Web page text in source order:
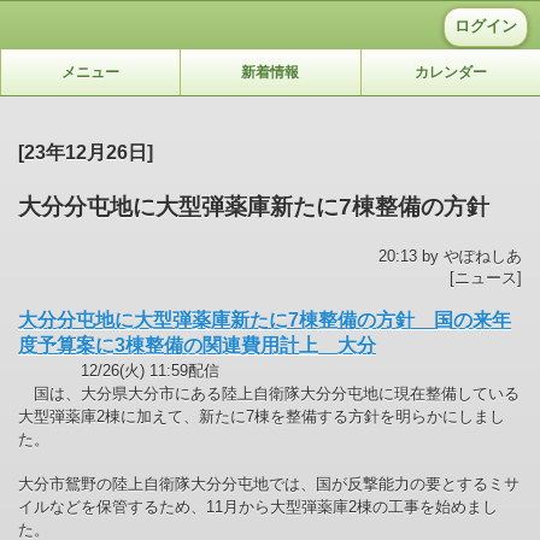
ログイン
メニュー 新着情報 カレンダー
[23年12月26日]
大分分屯地に大型弾薬庫新たに7棟整備の方針
20:13 by やぽねしあ
[ニュース]
大分分屯地に大型弾薬庫新たに7棟整備の方針 国の来年
度予算案に3棟整備の関連費用計上 大分
12/26(火) 11:59配信
国は、大分県大分市にある陸上自衛隊大分分屯地に現在整備している
大型弾薬庫2棟に加えて、新たに7棟を整備する方針を明らかにしまし
た。
大分市鴛野の陸上自衛隊大分分屯地では、国が反撃能力の要とするミサ
イルなどを保管するため、11月から大型弾薬庫2棟の工事を始めまし
た。